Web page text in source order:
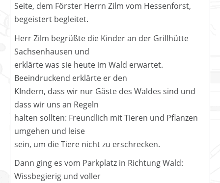
Seite, dem Förster Herrn Zilm vom Hessenforst,
begeistert begleitet.
Herr Zilm begrüßte die Kinder an der Grillhütte
Sachsenhausen und
erklärte was sie heute im Wald erwartet.
Beeindruckend erklärte er den
KIndern, dass wir nur Gäste des Waldes sind und
dass wir uns an Regeln
halten sollten: Freundlich mit Tieren und Pflanzen
umgehen und leise
sein, um die Tiere nicht zu erschrecken.
Dann ging es vom Parkplatz in Richtung Wald:
Wissbegierig und voller